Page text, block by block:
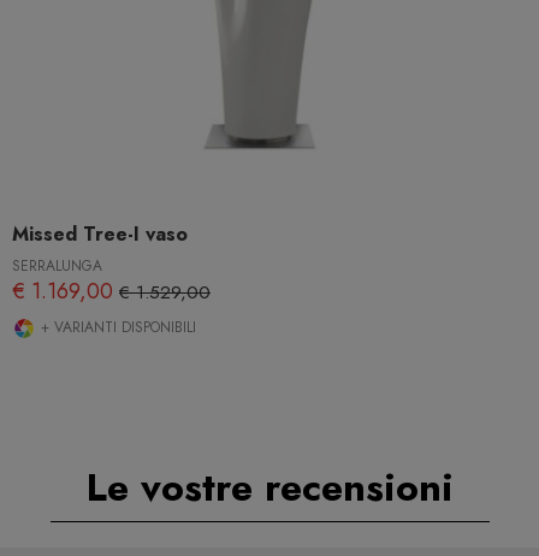
Missed Tree-I vaso
SERRALUNGA
€ 1.169,00 € 1.529,00
+ VARIANTI DISPONIBILI
Le vostre recensioni